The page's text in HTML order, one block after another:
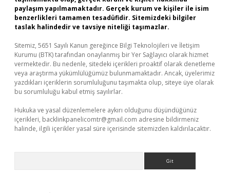
paylaşım yapılmamaktadır. Gerçek kurum ve kişiler ile isim
benzerlikleri tamamen tesadüfidir. Sitemizdeki bilgiler
taslak halindedir ve tavsiye niteliği taşımazlar.
Sitemiz, 5651 Sayılı Kanun gereğince Bilgi Teknolojileri ve İletişim
Kurumu (BTK) tarafından onaylanmış bir Yer Sağlayıcı olarak hizmet
vermektedir. Bu nedenle, sitedeki içerikleri proaktif olarak denetleme
veya araştırma yükümlülüğümüz bulunmamaktadır. Ancak, üyelerimiz
yazdıkları içeriklerin sorumluluğunu taşımakta olup, siteye üye olarak
bu sorumluluğu kabul etmiş sayılırlar.
Hukuka ve yasal düzenlemelere aykırı olduğunu düşündüğünüz
içerikleri, backlinkpanelicomtr@gmail.com adresine bildirmeniz
halinde, ilgili içerikler yasal süre içerisinde sitemizden kaldırılacaktır.